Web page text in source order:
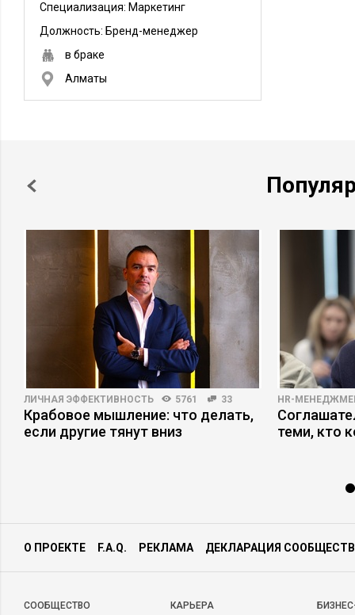
Специализация: Маркетинг
Должность: Бренд-менеджер
в браке
Алматы
ЛИЧНАЯ ЭФФЕКТИВНОСТЬ 5761 33
Крабовое мышление: что делать,
если другие тянут вниз
HR-
теми, кто
О ПРОЕКТЕ F.A.Q. РЕКЛАМА ДЕКЛАРАЦИЯ
CООБЩЕСТВО КАРЬЕРА